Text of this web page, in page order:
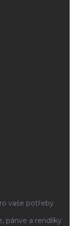
vaše potřeby
pánve a rendlíky